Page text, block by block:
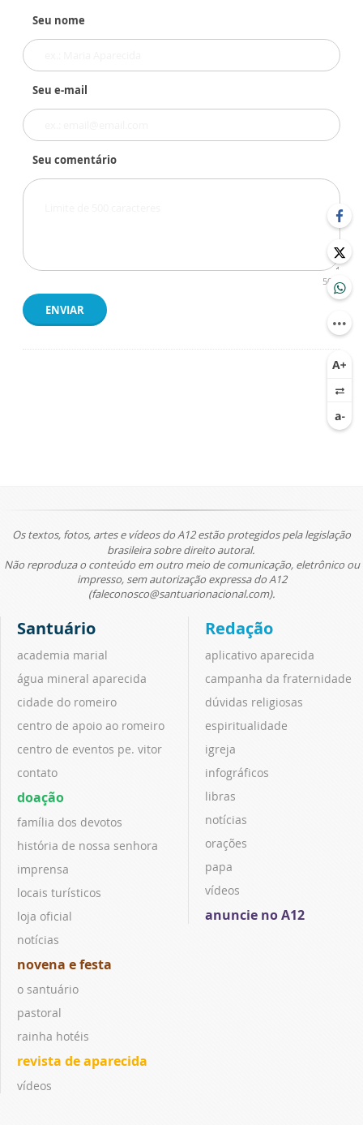
Seu nome
Seu e-mail
Seu comentário
500
ENVIAR
Os textos, fotos, artes e vídeos do A12 estão protegidos pela legislação
brasileira sobre direito autoral.
Não reproduza o conteúdo em outro meio de comunicação, eletrônico ou
impresso, sem autorização expressa do A12
(faleconosco@santuarionacional.com).
Santuário
academia marial
água mineral aparecida
cidade do romeiro
centro de apoio ao romeiro
centro de eventos pe. vitor
contato
doação
família dos devotos
história de nossa senhora
imprensa
locais turísticos
loja oficial
notícias
novena e festa
o santuário
pastoral
rainha hotéis
revista de aparecida
vídeos
Redação
aplicativo aparecida
campanha da fraternidade
dúvidas religiosas
espiritualidade
igreja
infográficos
libras
notícias
orações
papa
vídeos
anuncie no A12